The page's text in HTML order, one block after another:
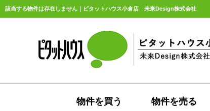
該当する物件は存在しません｜ピタットハウス小倉店 未来Design株式会社
物件を買う 物件を売る